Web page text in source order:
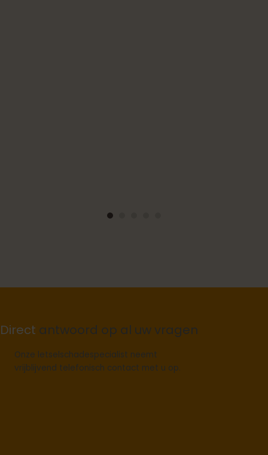
Direct antwoord op al uw vragen
Onze letselschadespecialist neemt
vrijblijvend telefonisch contact met u op.